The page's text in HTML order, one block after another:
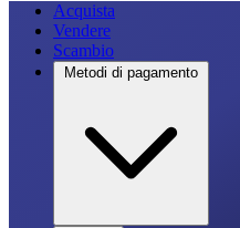
Acquista
Vendere
Scambio
Metodi di pagamento